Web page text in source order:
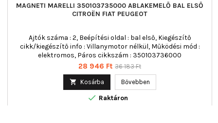
MAGNETI MARELLI 350103735000 ABLAKEMELŐ BAL ELSŐ
CITROËN FIAT PEUGEOT
Ajtók száma : 2, Beépítési oldal : bal első, Kiegészítő
cikk/kiegészítő info : Villanymotor nélkül, Működési mód :
elektromos, Páros cikkszám : 350103736000
Ár
28 946 Ft Normál
36 183 Ft
 Kosárba Bővebben
 Raktáron